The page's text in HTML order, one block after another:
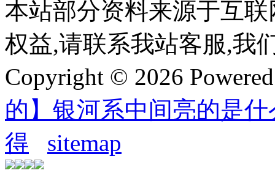
本站部分资料来源于互
权益,请联系我站客服,我
Copyright © 2026
的】银河系中间亮的是什
得
sitemap